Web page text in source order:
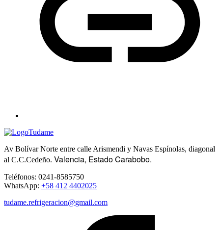
Av Bolívar Norte entre calle Arismendi y Navas Espínolas, diagonal
al C.C.Cedeño. Valencia, Estado Carabobo.
Teléfonos: 0241-8585750
WhatsApp: +58 412 4402025
tudame.refrigeracion@gmail.com